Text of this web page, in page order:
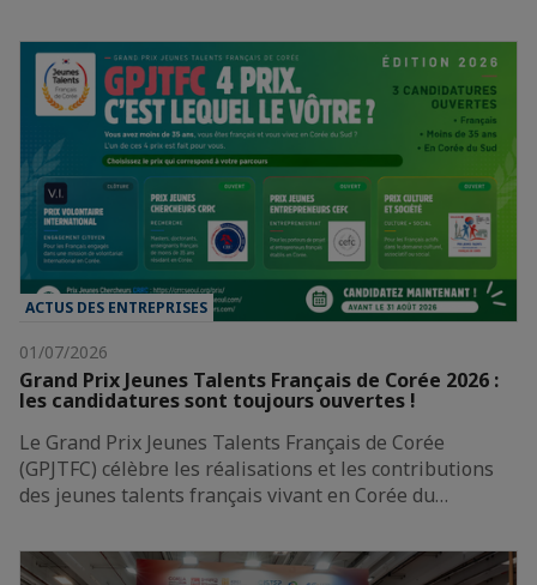
ACTUS DES ENTREPRISES
01/07/2026
Grand Prix Jeunes Talents Français de Corée 2026 :
les candidatures sont toujours ouvertes !
Le Grand Prix Jeunes Talents Français de Corée
(GPJTFC) célèbre les réalisations et les contributions
des jeunes talents français vivant en Corée du…